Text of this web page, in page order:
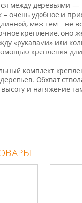
между деревьями
– очень удобное и
меж тем – не
крепление, оно
«рукавами» или
крепления
комплект
Обхват
и натяжение